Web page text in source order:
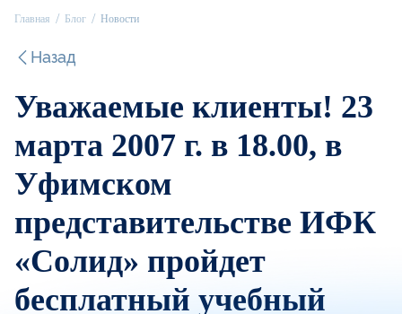
Главная Блог Новости
Назад
Уважаемые клиенты! 23
марта 2007 г. в 18.00, в
Уфимском
представительстве ИФК
«Солид» пройдет
бесплатный учебный